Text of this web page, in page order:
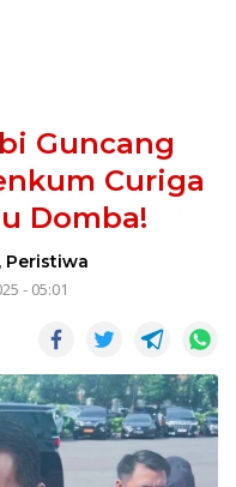
Guncang
Curiga
Domba!
, Peristiwa
- 05:01